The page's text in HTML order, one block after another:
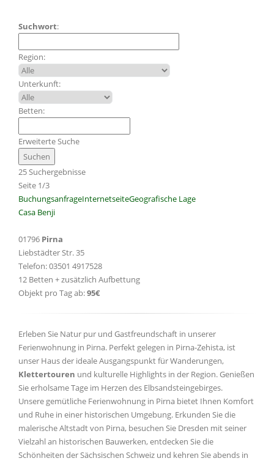
Suchwort:
Region:
Unterkunft:
Betten:
Erweiterte Suche
25 Suchergebnisse
Seite 1/3
BuchungsanfrageInternetseiteGeografische Lage
Casa Benji
01796 Pirna
Liebstädter Str. 35
Telefon: 03501 4917528
12 Betten + zusätzlich Aufbettung
Objekt pro Tag ab:95€
Erleben Sie Natur pur und Gastfreundschaft in unserer
Ferienwohnung in Pirna. Perfekt gelegen in Pirna-Zehista, ist
unser Haus der ideale Ausgangspunkt für Wanderungen,
Klettertouren und kulturelle Highlights in der Region. Genießen
Sie erholsame Tage im Herzen des Elbsandsteingebirges.
Unsere gemütliche Ferienwohnung in Pirna bietet Ihnen Komfort
und Ruhe in einer historischen Umgebung. Erkunden Sie die
malerische Altstadt von Pirna, besuchen Sie Dresden mit seiner
Vielzahl an historischen Bauwerken, entdecken Sie die
Schönheiten der Sächsischen Schweiz und kehren Sie abends in